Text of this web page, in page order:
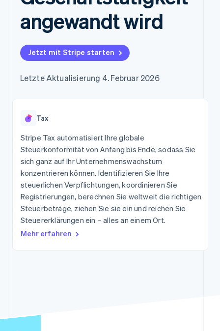
125
Terminal
Authorization
Boost
Autorisierungsraten
Link
Bezahlvorgang
Connections
Finanzdaten
Data Pipeline
Datensynchronisierung
Product roadmap
Ausblick
Radar
Betrugsprävention
Atlas
Geldmanagement
Plattformen
SaaS
KI-Unternehmen
Medien und
Unterhaltung
Gemeinnützige
Organisationen
Fachdienstleistungen
Öffentlicher Sektor
Einzelhandel
Ecosystem
Marktplatz auf
Grundlagen der
Abonnementverwaltung
nutzungsbasierte
Abrechnung um
Karten ausgeben: So
Ressourcen
App-Integrationen
Code-Beispiele
Entwickler-Blog
API-Status
Produkt-Roadmap
Stripe Sessions
Karriere
Stripe Press
Kontakt
angewandt wird
Jetzt mit Stripe starten
Letzte Aktualisierung 4. Februar 2026
Tax
Stripe Tax automatisiert Ihre globale
Steuerkonformität von Anfang bis Ende, sodass Sie
sich ganz auf Ihr Unternehmenswachstum
konzentrieren können. Identifizieren Sie Ihre
steuerlichen Verpflichtungen, koordinieren Sie
Registrierungen, berechnen Sie weltweit die richtigen
Steuerbeträge, ziehen Sie sie ein und reichen Sie
Steuererklärungen ein – alles an einem Ort.
Mehr erfahren